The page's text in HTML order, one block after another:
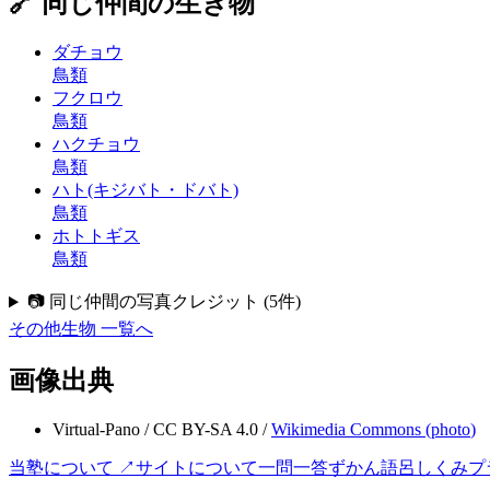
ダチョウ
鳥類
フクロウ
鳥類
ハクチョウ
鳥類
ハト(キジバト・ドバト)
鳥類
ホトトギス
鳥類
📷 同じ仲間の写真クレジット (5件)
その他生物 一覧へ
画像出典
Virtual-Pano /CC BY-SA 4.0 / Wikimedia Commons (photo)
当塾について ↗サイトについて一問一答ずかん語呂 しくみプ